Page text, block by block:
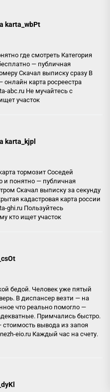
karta_wbPt
где смотреть Категория
— публичная
Скачал выписку сразу В
карта росреестра
abc.ru Не мучайтесь с
участок
karta_kjpl
тормозит Соседей
и понятно — публичная
Скачал выписку за секунду
кадастровая карта россии
ghi.ru Пользуйтесь
кто ищет участок
бедой. Человек уже пятый
В диспансер везти — на
что реально помогло —
Примчались быстро.
вывода из запоя
eio.ru Каждый час на счету.